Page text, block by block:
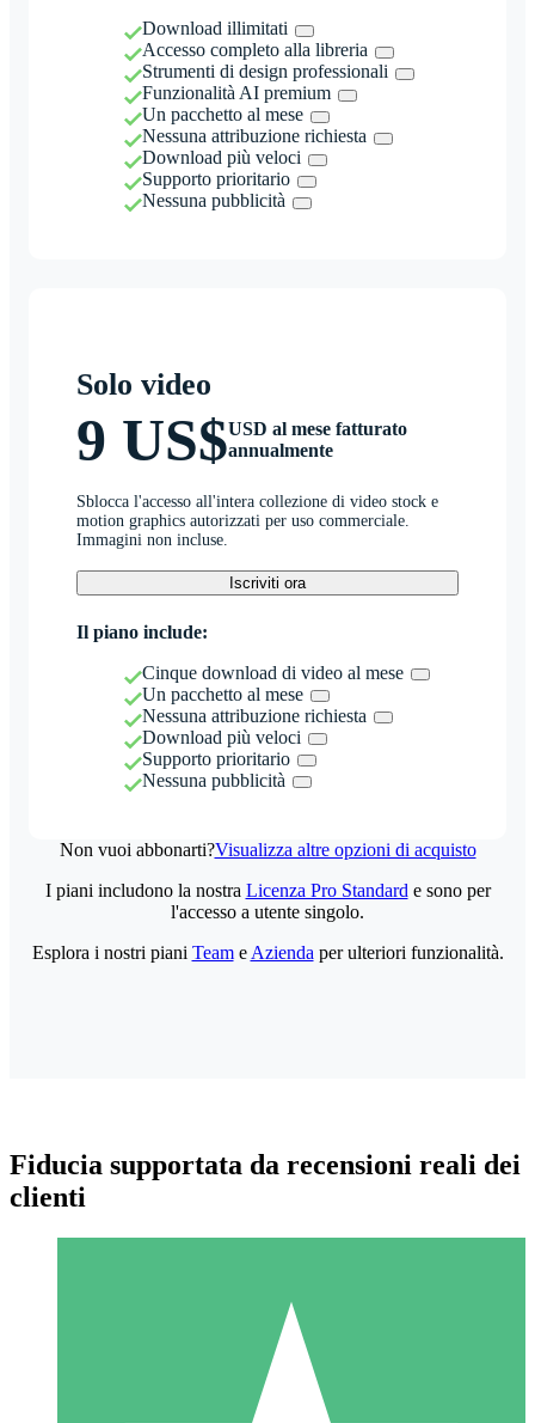
Download illimitati
Accesso completo alla libreria
Strumenti di design professionali
Funzionalità AI premium
Un pacchetto al mese
Nessuna attribuzione richiesta
Download più veloci
Supporto prioritario
Nessuna pubblicità
Solo video
9 US$USD al mese fatturato
annualmente
Sblocca l'accesso all'intera collezione di video stock e
motion graphics autorizzati per uso commerciale.
Immagini non incluse.
Iscriviti ora
Il piano include:
Cinque download di video al mese
Un pacchetto al mese
Nessuna attribuzione richiesta
Download più veloci
Supporto prioritario
Nessuna pubblicità
Non vuoi abbonarti?Visualizza altre opzioni di acquisto
Pacchetti di Crediti Individuali
I piani includono la nostra Licenza Pro Standard e sono per
l'accesso a utente singolo.
Esplora i nostri piani Teame Azienda per ulteriori funzionalità.
Fiducia supportata da recensioni reali dei
clienti